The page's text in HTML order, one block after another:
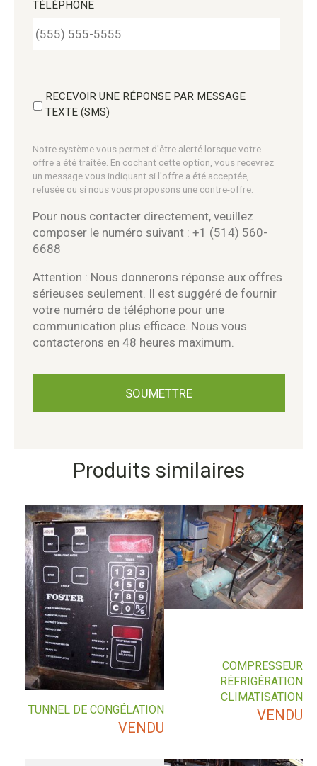
TÉLÉPHONE
RECEVOIR UNE RÉPONSE PAR MESSAGE
TEXTE (SMS)
Notre système vous permet d'être alerté lorsque votre
offre a été traitée. En cochant cette option, vous recevrez
un message vous indiquant si l'offre a été acceptée,
refusée ou si nous vous proposons une contre-offre.
Pour nous contacter directement, veuillez
composer le numéro suivant : +1 (514) 560-
6688
Attention : Nous donnerons réponse aux offres
sérieuses seulement. Il est suggéré de fournir
votre numéro de téléphone pour une
communication plus efficace. Nous vous
contacterons en 48 heures maximum.
Produits similaires
COMPRESSEUR
RÉFRIGÉRATION
CLIMATISATION
VENDU
TUNNEL DE CONGÉLATION
VENDU